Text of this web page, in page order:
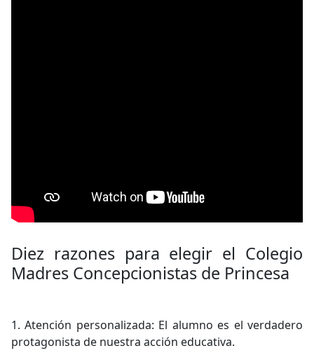
Diez razones para elegir el Colegio
Madres Concepcionistas de Princesa
1. Atención personalizada: El alumno es el verdadero
protagonista de nuestra acción educativa.